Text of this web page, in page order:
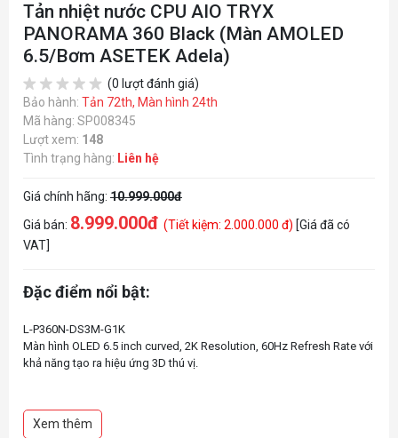
Tản nhiệt nước CPU AIO TRYX
PANORAMA 360 Black (Màn AMOLED
6.5/Bơm ASETEK Adela)
(0 lượt đánh giá)
Bảo hành: Tản 72th, Màn hình 24th
Mã hàng: SP008345
Lượt xem: 148
Tình trạng hàng: Liên hệ
Giá chính hãng: 10.999.000đ
Giá bán: 8.999.000đ (Tiết kiệm: 2.000.000 đ) [Giá đã có
VAT]
Đặc điểm nổi bật:
L-P360N-DS3M-G1K
Màn hình OLED 6.5 inch curved, 2K Resolution, 60Hz Refresh Rate với
khả năng tạo ra hiệu ứng 3D thú vị.
Dynamic speed control.
Quạt tích hợp ARGB GEN2 LEDs với công nghệ Fluid Dynamic 8earing
Xem thêm